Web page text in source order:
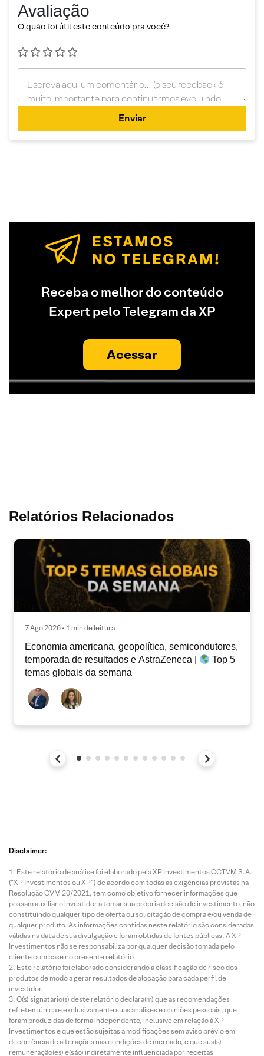
Avaliação
O quão foi útil este conteúdo pra você?
Enviar
Receba o melhor do conteúdo
Expert pelo Telegram da XP
Acessar
Relatórios Relacionados
7 Ago 2026 • 1 min de leitura
Economia americana, geopolítica, semicondutores,
temporada de resultados e AstraZeneca |
Top 5
temas globais da semana
Disclaimer:
Este relatório de análise foi elaborado pela XP Investimentos CCTVM S.A.
(“XP Investimentos ou XP”) de acordo com todas as exigências previstas na
Resolução CVM 20/2021, tem como objetivo fornecer informações que
possam auxiliar o investidor a tomar sua própria decisão de investimento, não
constituindo qualquer tipo de oferta ou solicitação de compra e/ou venda de
qualquer produto. As informações contidas neste relatório são consideradas
válidas na data de sua divulgação e foram obtidas de fontes públicas. A XP
Investimentos não se responsabiliza por qualquer decisão tomada pelo
cliente com base no presente relatório.
Este relatório foi elaborado considerando a classificação de risco dos
produtos de modo a gerar resultados de alocação para cada perfil de
investidor.
O(s) signatário(s) deste relatório declara(m) que as recomendações
refletem única e exclusivamente suas análises e opiniões pessoais, que
foram produzidas de forma independente, inclusive em relação à XP
Investimentos e que estão sujeitas a modificações sem aviso prévio em
decorrência de alterações nas condições de mercado, e que sua(s)
remuneração(es) é(são) indiretamente influenciada por receitas